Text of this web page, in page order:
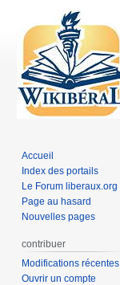
Accueil
Index des portails
Le Forum liberaux.org
Page au hasard
Nouvelles pages
contribuer
Modifications récentes
Ouvrir un compte